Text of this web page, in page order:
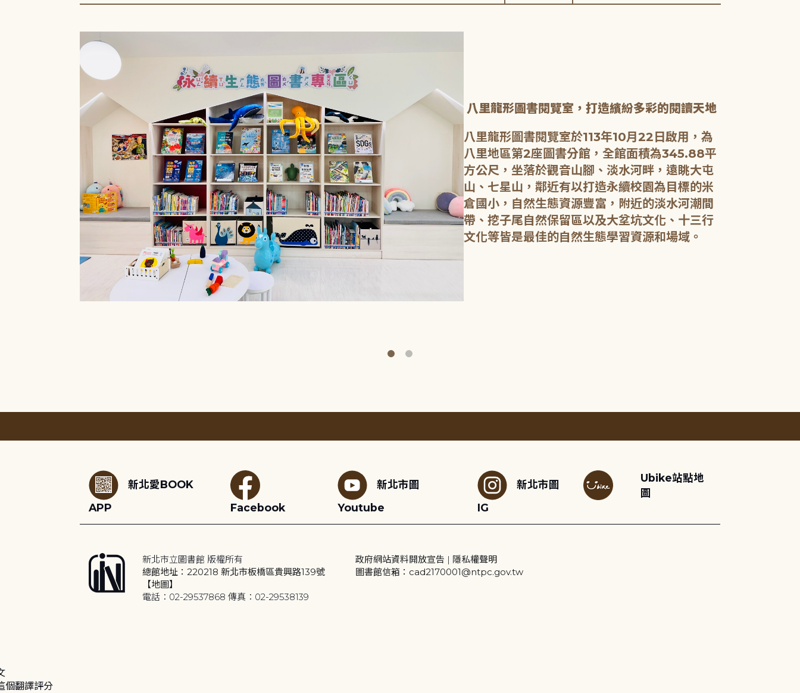
八里龍形圖書閱覽室，打造繽紛多彩的閱讀天地
八里龍形圖書閱覽室於113年10月22日啟用，為
八里地區第2座圖書分館，全館面積為345.88平
方公尺，坐落於觀音山腳、淡水河畔，遠眺大屯
山、七星山，鄰近有以打造永續校園為目標的米
倉國小，自然生態資源豐富，附近的淡水河潮間
帶、挖子尾自然保留區以及大坌坑文化、十三行
新北愛BOOK
APP
Facebook
新北市圖
Youtube
新北市圖
IG
Ubike站點地
圖
新北市立圖書館 版權所有
總館地址：220218 新北市板橋區貴興路139號
【地圖】
電話：02-29537868 傳真：02-29538139
政府網站資料開放宣告 | 隱私權聲明
圖書館信箱：cad2170001@ntpc.gov.tw
個翻譯評分